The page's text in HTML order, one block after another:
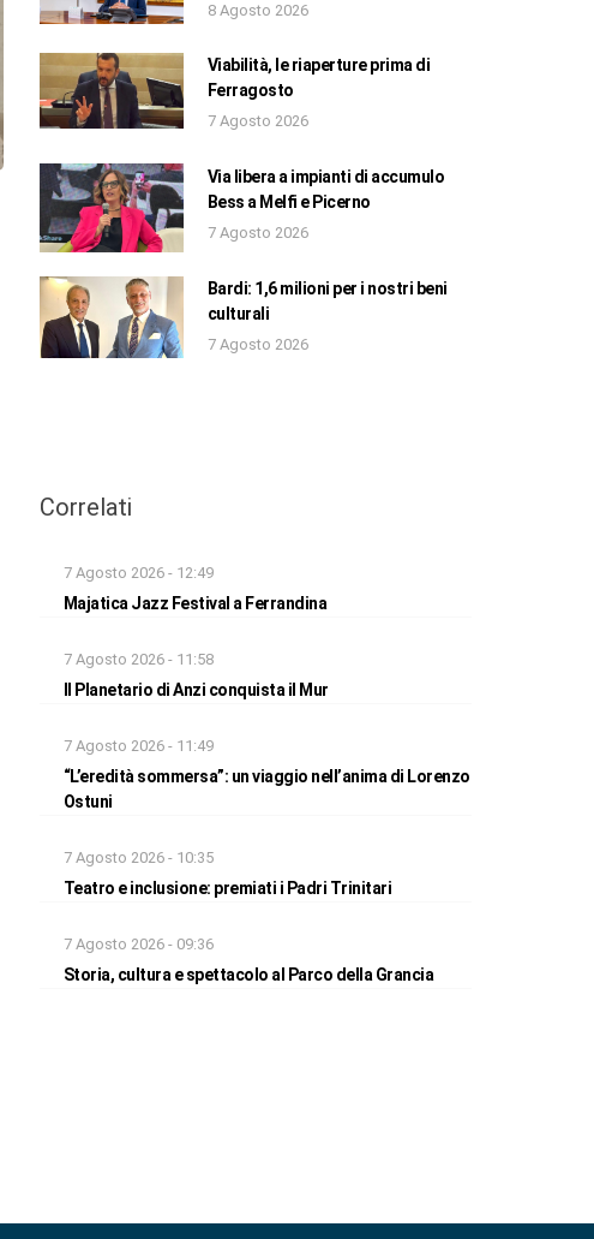
8 Agosto 2026
Viabilità, le riaperture prima di
Ferragosto
7 Agosto 2026
Via libera a impianti di accumulo
Bess a Melfi e Picerno
7 Agosto 2026
Bardi: 1,6 milioni per i nostri beni
culturali
7 Agosto 2026
Correlati
7 Agosto 2026 - 12:49
Majatica Jazz Festival a Ferrandina
7 Agosto 2026 - 11:58
Il Planetario di Anzi conquista il Mur
7 Agosto 2026 - 11:49
“L’eredità sommersa”: un viaggio nell’anima di Lorenzo
Ostuni
7 Agosto 2026 - 10:35
Teatro e inclusione: premiati i Padri Trinitari
7 Agosto 2026 - 09:36
Storia, cultura e spettacolo al Parco della Grancia